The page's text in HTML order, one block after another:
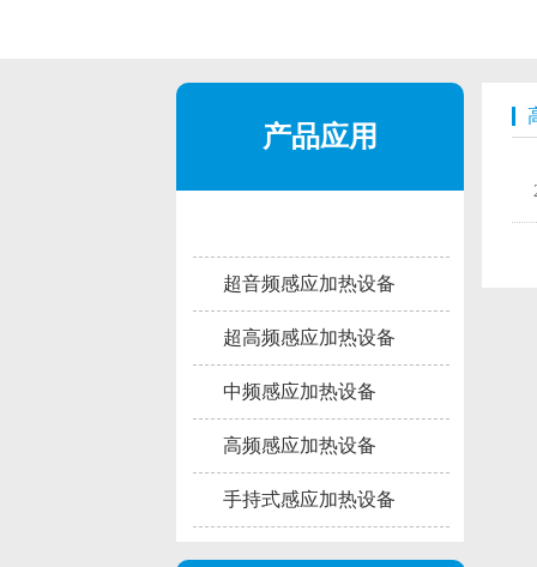
产品应用
超音频感应加热设备
超高频感应加热设备
中频感应加热设备
高频感应加热设备
手持式感应加热设备